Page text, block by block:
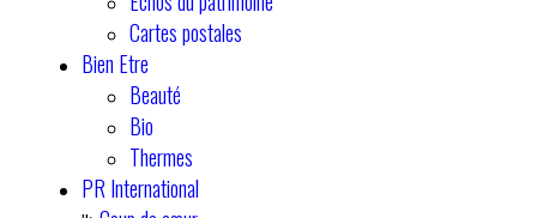
Cartes postales
Bien Etre
Beauté
Bio
Thermes
PR International